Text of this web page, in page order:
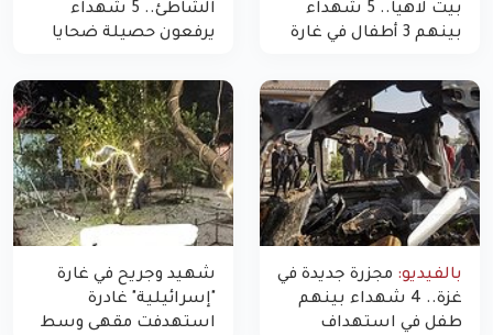
بيت لاهيا.. 5 شهداء
بينهم 3 أطفال في غارة
غزة
الشاطئ.. 5 شهداء
يرفعون حصيلة ضحايا
بالفيديو: مجزرة جديدة في
غزة.. 4 شهداء بينهم
طفل في استهداف
شهيد وجريح في غارة
"إسرائيلية" غادرة
استهدفت مقهى وسط